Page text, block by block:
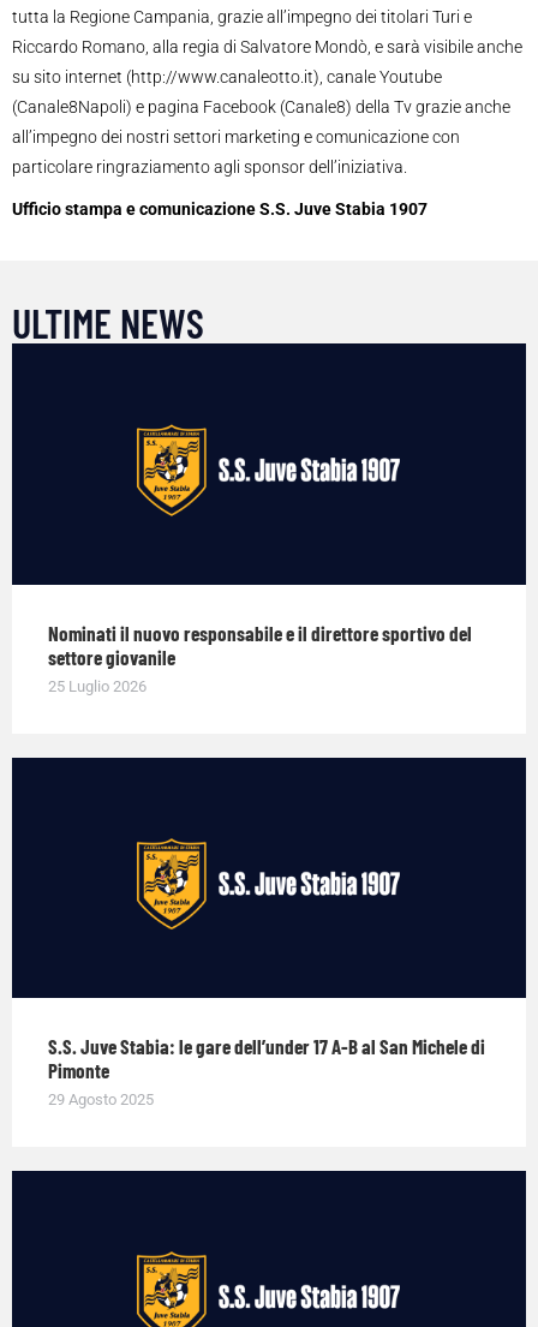
tutta la Regione Campania, grazie all’impegno dei titolari Turi e
Riccardo Romano, alla regia di Salvatore Mondò, e sarà visibile anche
su sito internet (http://www.canaleotto.it), canale Youtube
(Canale8Napoli) e pagina Facebook (Canale8) della Tv grazie anche
all’impegno dei nostri settori marketing e comunicazione con
particolare ringraziamento agli sponsor dell’iniziativa.
Ufficio stampa e comunicazione S.S. Juve Stabia 1907
ULTIME NEWS
Nominati il nuovo responsabile e il direttore sportivo del
settore giovanile
25 Luglio 2026
S.S. Juve Stabia: le gare dell’under 17 A-B al San Michele di
Pimonte
29 Agosto 2025